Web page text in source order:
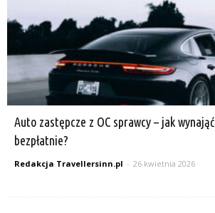
Auto zastępcze z OC sprawcy – jak wynająć
bezpłatnie?
Redakcja Travellersinn.pl - 26 kwietnia 2026